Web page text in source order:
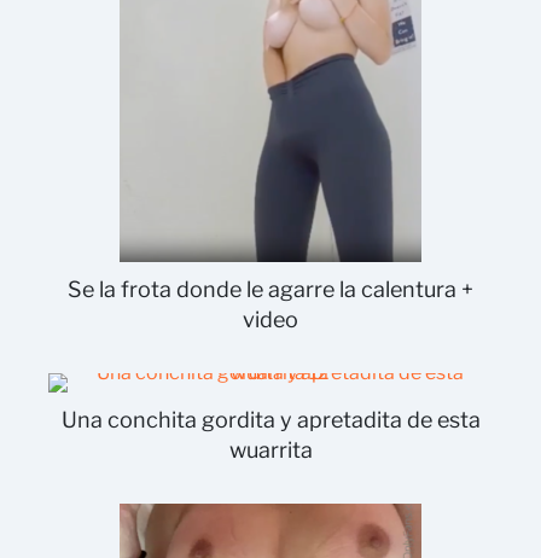
Se la frota donde le agarre la calentura +
video
Una conchita gordita y apretadita de esta
wuarrita